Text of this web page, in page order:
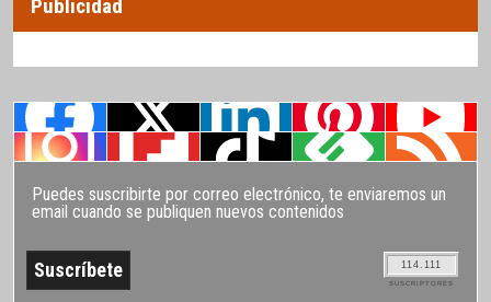
Publicidad
Puedes suscribirte por correo electrónico, te enviaremos un
email cuando se publiquen nuevos contenidos
114.111
SUSCRIPTORES